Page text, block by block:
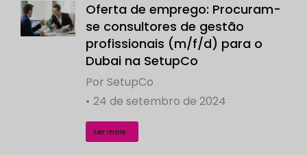
Oferta de emprego: Procuram-
se consultores de gestão
profissionais (m/f/d) para o
Dubai na SetupCo
Por SetupCo
24 de setembro de 2024
Ler mais